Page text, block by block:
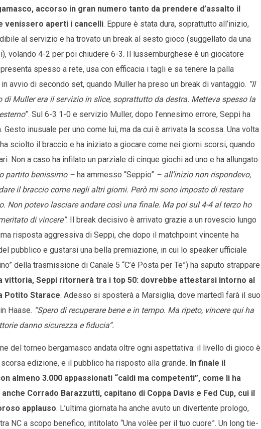
accorso in gran numero tanto da prendere d’assalto il
venissero aperti i cancelli. Eppure è stata dura, soprattutto all’inizio,
al servizio e ha trovato un break al sesto gioco (suggellato da una
volando 4-2 per poi chiudere 6-3. Il lussemburghese è un giocatore
spesso a rete, usa con efficacia i tagli e sa tenere la palla
avvio di secondo set, quando Muller ha preso un break di vantaggio. “Il
Muller era il servizio in slice, soprattutto da destra. Metteva spesso la
”. Sul 6-3 1-0 e servizio Muller, dopo l’ennesimo errore, Seppi ha
inusuale per uno come lui, ma da cui è arrivata la scossa. Una volta
sciolto il braccio e ha iniziato a giocare come nei giorni scorsi, quando
Non a caso ha infilato un parziale di cinque giochi ad uno e ha allungato
partito benissimo – ha ammesso “Seppio” – all’inizio non rispondevo,
il braccio come negli altri giorni. Però mi sono imposto di restare
Non potevo lasciare andare così una finale. Ma poi sul 4-4 al terzo ho
di vincere”. Il break decisivo è arrivato grazie a un rovescio lungo
risposta aggressiva di Seppi, che dopo il matchpoint vincente ha
pubblico e gustarsi una bella premiazione, in cui lo speaker ufficiale
della trasmissione di Canale 5 “C’è Posta per Te”) ha saputo strappare
vittoria, Seppi ritornerà tra i top 50: dovrebbe attestarsi intorno al
Potito Starace. Adesso si sposterà a Marsiglia, dove martedì farà il suo
Haase. “Spero di recuperare bene e in tempo. Ma ripeto, vincere qui ha
danno sicurezza e fiducia”.
del torneo bergamasco andata oltre ogni aspettativa: il livello di gioco è
edizione, e il pubblico ha risposto alla grande. In finale il
almeno 3.000 appassionati “caldi ma competenti”, come li ha
Corrado Barazzutti, capitano di Coppa Davis e Fed Cup, cui il
applauso. L’ultima giornata ha anche avuto un divertente prologo,
NC a scopo benefico, intitolato “Una volèe per il tuo cuore”. Un long tie-